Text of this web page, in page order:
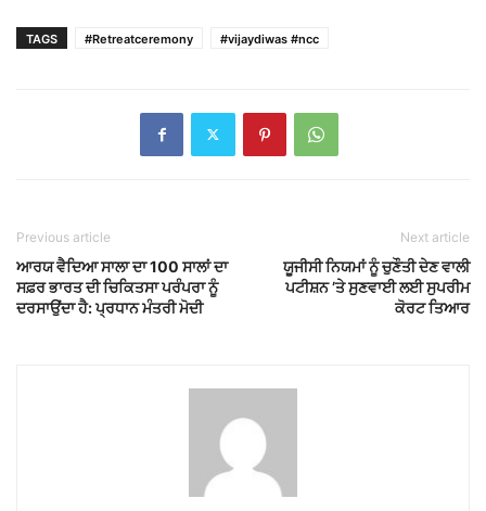
TAGS #Retreatceremony #vijaydiwas #ncc
Previous article
ਆਰਯ ਵੈਦਿਆ ਸਾਲਾ ਦਾ 100 ਸਾਲਾਂ ਦਾ
ਸਫ਼ਰ ਭਾਰਤ ਦੀ ਚਿਕਿਤਸਾ ਪਰੰਪਰਾ ਨੂੰ
ਦਰਸਾਉਂਦਾ ਹੈ: ਪ੍ਰਧਾਨ ਮੰਤਰੀ ਮੋਦੀ
Next article
ਯੂਜੀਸੀ ਨਿਯਮਾਂ ਨੂੰ ਚੁਣੌਤੀ ਦੇਣ ਵਾਲੀ
ਪਟੀਸ਼ਨ ’ਤੇ ਸੁਣਵਾਈ ਲਈ ਸੁਪਰੀਮ
ਕੋਰਟ ਤਿਆਰ